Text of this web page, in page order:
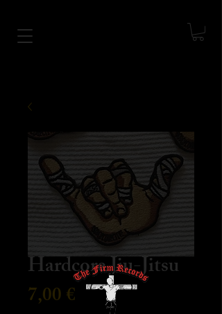
Hardcore Jiu-Jitsu
7,00 € Precio